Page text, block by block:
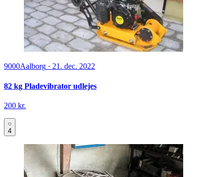
9000Aalborg · 21. dec. 2022
82 kg Pladevibrator udlejes
200 kr.
4